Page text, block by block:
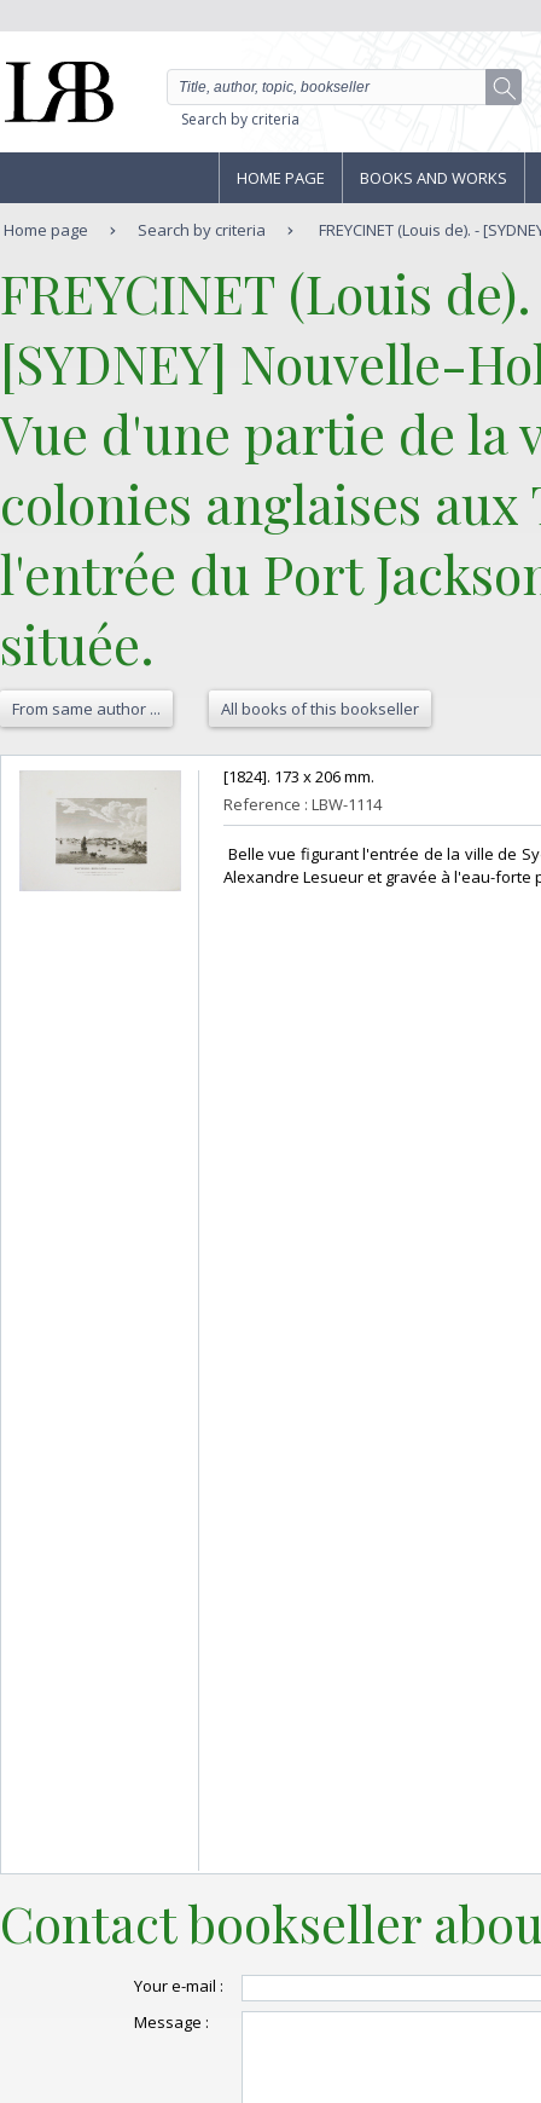
Search by criteria
HOME PAGE BOOKS AND WORKS
Home page Search by criteria FREYCINET (Louis de). -
‎FREYCINET (Louis de).‎
‎[SYDNEY] Nouvelle-
Vue d'une partie de la
colonies anglaises
l'entrée du Port
située.‎
From same author ... All books of this bookseller
‎[1824]. 173 x 206 mm.‎
Reference : LBW-1114
Belle vue figurant l'entrée de la ville de
Alexandre Lesueur et gravée à l'eau-forte
Contact bookseller
Your e-mail :
Message :